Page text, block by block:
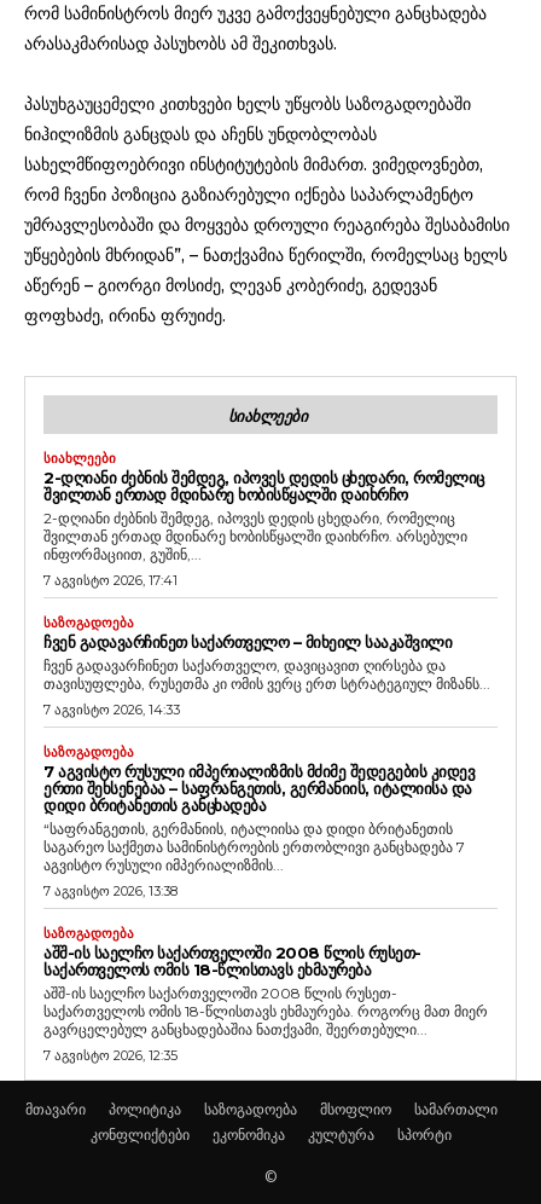
რომ სამინისტროს მიერ უკვე გამოქვეყნებული განცხადება
არასაკმარისად პასუხობს ამ შეკითხვას.
პასუხგაუცემელი კითხვები ხელს უწყობს საზოგადოებაში
ნიჰილიზმის განცდას და აჩენს უნდობლობას
სახელმწიფოებრივი ინსტიტუტების მიმართ. ვიმედოვნებთ,
რომ ჩვენი პოზიცია გაზიარებული იქნება საპარლამენტო
უმრავლესობაში და მოყვება დროული რეაგირება შესაბამისი
უწყებების მხრიდან”, – ნათქვამია წერილში, რომელსაც ხელს
აწერენ – გიორგი მოსიძე, ლევან კობერიძე, გედევან
ფოფხაძე, ირინა ფრუიძე.
ᲡᲘᲐᲮᲚᲔᲔᲑᲘ
ᲡᲘᲐᲮᲚᲔᲔᲑᲘ
2-ᲓᲦᲘᲐᲜᲘ ᲫᲔᲑᲜᲘᲡ ᲨᲔᲛᲓᲔᲒ, ᲘᲞᲝᲕᲔᲡ ᲓᲔᲓᲘᲡ ᲪᲮᲔᲓᲐᲠᲘ, ᲠᲝᲛᲔᲚᲘᲪ
ᲨᲕᲘᲚᲗᲐᲜ ᲔᲠᲗᲐᲓ ᲛᲓᲘᲜᲐᲠᲔ ᲮᲝᲑᲘᲡᲬᲧᲐᲚᲨᲘ ᲓᲐᲘᲮᲠᲩᲝ
2-დღიანი ძებნის შემდეგ, იპოვეს დედის ცხედარი, რომელიც
შვილთან ერთად მდინარე ხობისწყალში დაიხრჩო. არსებული
ინფორმაციით, გუშინ,...
7 აგვისტო 2026, 17:41
ᲡᲐᲖᲝᲒᲐᲓᲝᲔᲑᲐ
ᲩᲕᲔᲜ ᲒᲐᲓᲐᲕᲐᲠᲩᲘᲜᲔᲗ ᲡᲐᲥᲐᲠᲗᲕᲔᲚᲝ – ᲛᲘᲮᲔᲘᲚ ᲡᲐᲐᲙᲐᲨᲕᲘᲚᲘ
ჩვენ გადავარჩინეთ საქართველო, დავიცავით ღირსება და
თავისუფლება, რუსეთმა კი ომის ვერც ერთ სტრატეგიულ მიზანს...
7 აგვისტო 2026, 14:33
ᲡᲐᲖᲝᲒᲐᲓᲝᲔᲑᲐ
7 ᲐᲒᲕᲘᲡᲢᲝ ᲠᲣᲡᲣᲚᲘ ᲘᲛᲞᲔᲠᲘᲐᲚᲘᲖᲛᲘᲡ ᲛᲫᲘᲛᲔ ᲨᲔᲓᲔᲒᲔᲑᲘᲡ ᲙᲘᲓᲔᲕ
ᲔᲠᲗᲘ ᲨᲔᲮᲡᲔᲜᲔᲑᲐᲐ – ᲡᲐᲤᲠᲐᲜᲒᲔᲗᲘᲡ, ᲒᲔᲠᲛᲐᲜᲘᲘᲡ, ᲘᲢᲐᲚᲘᲘᲡᲐ ᲓᲐ
ᲓᲘᲓᲘ ᲑᲠᲘᲢᲐᲜᲔᲗᲘᲡ ᲒᲐᲜᲪᲮᲐᲓᲔᲑᲐ
“საფრანგეთის, გერმანიის, იტალიისა და დიდი ბრიტანეთის
საგარეო საქმეთა სამინისტროების ერთობლივი განცხადება 7
აგვისტო რუსული იმპერიალიზმის...
7 აგვისტო 2026, 13:38
ᲡᲐᲖᲝᲒᲐᲓᲝᲔᲑᲐ
ᲐᲨᲨ-ᲘᲡ ᲡᲐᲔᲚᲩᲝ ᲡᲐᲥᲐᲠᲗᲕᲔᲚᲝᲨᲘ 2008 ᲬᲚᲘᲡ ᲠᲣᲡᲔᲗ-
ᲡᲐᲥᲐᲠᲗᲕᲔᲚᲝᲡ ᲝᲛᲘᲡ 18-ᲬᲚᲘᲡᲗᲐᲕᲡ ᲔᲮᲛᲐᲣᲠᲔᲑᲐ
აშშ-ის საელჩო საქართველოში 2008 წლის რუსეთ-
საქართველოს ომის 18-წლისთავს ეხმაურება. როგორც მათ მიერ
გავრცელებულ განცხადებაშია ნათქვამი, შეერთებული...
7 აგვისტო 2026, 12:35
მთავარი პოლიტიკა საზოგადოება მსოფლიო
სამართალი
კონფლიქტები
ეკონომიკა კულტურა სპორტი
©